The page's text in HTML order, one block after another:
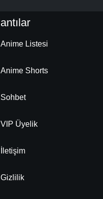
Anime Listesi
Anime Shorts
Sohbet
VIP Üyelik
İletişim
Gizlilik